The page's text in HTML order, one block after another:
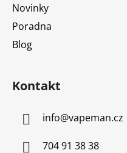
Novinky
Poradna
Blog
Kontakt
info@vapeman.cz
704 91 38 38